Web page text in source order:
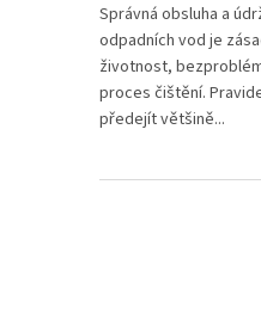
Správná obsluha a
odpadních vod je
životnost,
proces čištění.
předejít většině...